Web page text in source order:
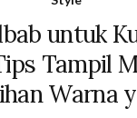
untuk
Tampil
Warna